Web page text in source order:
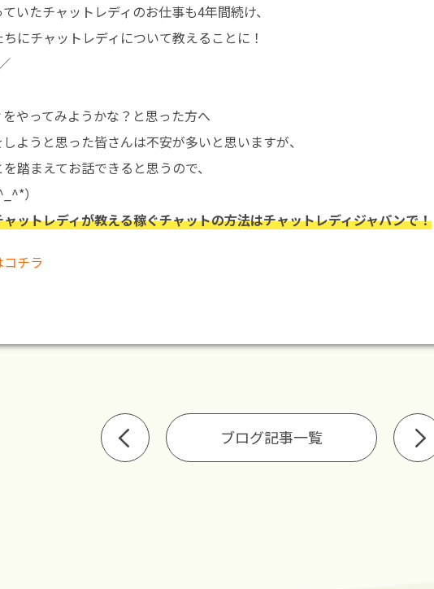
いたチャットレディのお仕事も4年間続け、
にチャットレディについて教えることに！
やってみようかな？と思った方へ
ようと思った皆さんは不安が多いと思いますが、
踏まえてお話できると思うので、
）
ットレディが教える稼ぐチャットの方法はチャットレディジャパンで！
チラ
ブログ記事一覧